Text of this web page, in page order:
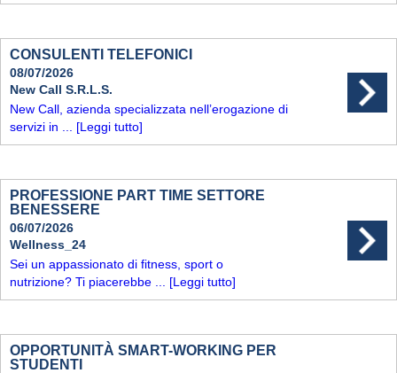
CONSULENTI TELEFONICI
08/07/2026
New Call S.R.L.S.
New Call, azienda specializzata nell’erogazione di
servizi in ... [Leggi tutto]
PROFESSIONE PART TIME SETTORE
BENESSERE
06/07/2026
Wellness_24
Sei un appassionato di fitness, sport o
nutrizione? Ti piacerebbe ... [Leggi tutto]
OPPORTUNITÀ SMART-WORKING PER
STUDENTI